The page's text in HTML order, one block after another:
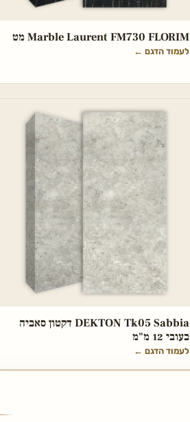
Marble Laurent FM730 FLORIM מט
לעמוד הדגם ←
DEKTON Tk05 Sabbia דקטון סאביה
בעובי 12 מ"מ
לעמוד הדגם ←